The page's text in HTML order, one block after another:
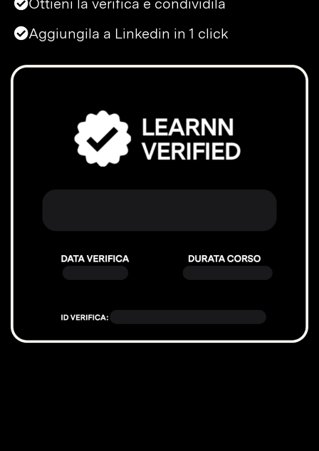
Ottieni la verifica e condividila
Aggiungila a Linkedin in 1 click